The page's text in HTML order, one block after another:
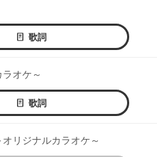
歌詞
オケ～
歌詞
リジナルカラオケ～